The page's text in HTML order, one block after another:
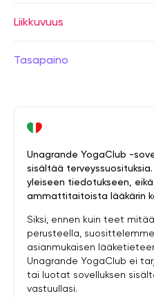
Liikkuvuus
Tasapaino
Unagrande YogaClub -
sisältää
yleiseen tiedotukseen,
ammattitaitoista lääkärin
Siksi, ennen kuin teet
perusteella,
asianmukaisen
Unagrande YogaClub ei
tai luotat sovelluksen
vastuullasi.